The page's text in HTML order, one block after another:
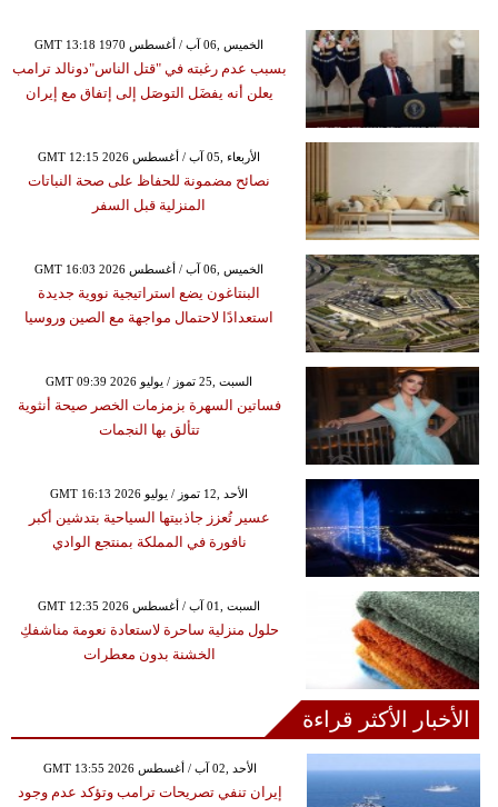
GMT 13:18 1970 الخميس ,06 آب / أغسطس
بسبب عدم رغبته في "قتل الناس"دونالد ترامب
يعلن أنه يفضَل التوصَل إلى إتفاق مع إيران
GMT 12:15 2026 الأربعاء ,05 آب / أغسطس
نصائح مضمونة للحفاظ على صحة النباتات
المنزلية قبل السفر
GMT 16:03 2026 الخميس ,06 آب / أغسطس
البنتاغون يضع استراتيجية نووية جديدة
استعدادًا لاحتمال مواجهة مع الصين وروسيا
GMT 09:39 2026 السبت ,25 تموز / يوليو
فساتين السهرة بزمزمات الخصر صيحة أنثوية
تتألق بها النجمات
GMT 16:13 2026 الأحد ,12 تموز / يوليو
عسير تُعزز جاذبيتها السياحية بتدشين أكبر
نافورة في المملكة بمنتجع الوادي
GMT 12:35 2026 السبت ,01 آب / أغسطس
حلول منزلية ساحرة لاستعادة نعومة مناشفكِ
الخشنة بدون معطرات
الأخبار الأكثر قراءة
GMT 13:55 2026 الأحد ,02 آب / أغسطس
إيران تنفي تصريحات ترامب وتؤكد عدم وجود